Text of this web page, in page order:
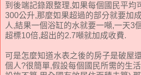
到後端記錄跟整理,如果每個國民平均
300公升,那麼如果超過的部分就要加
人,結果一個浴缸的水就要一噸,一天3
超標10倍,超出的2.7噸就加成收費.
可是怎麼知道水表之後的房子是破屋
個人?很簡單,假設每個國民所需的生